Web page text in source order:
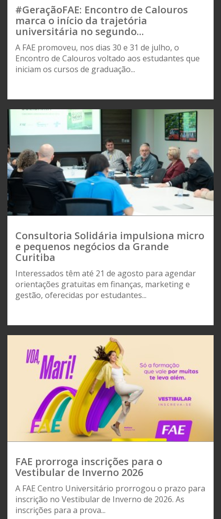
#GeraçãoFAE: Encontro de Calouros
marca o início da trajetória
universitária no segundo...
A FAE promoveu, nos dias 30 e 31 de julho, o
Encontro de Calouros voltado aos estudantes que
iniciam os cursos de graduação...
Consultoria Solidária impulsiona micro
e pequenos negócios da Grande
Curitiba
Interessados têm até 21 de agosto para agendar
orientações gratuitas em finanças, marketing e
gestão, oferecidas por estudantes...
FAE prorroga inscrições para o
Vestibular de Inverno 2026
A FAE Centro Universitário prorrogou o prazo para
inscrição no Vestibular de Inverno de 2026. As
inscrições para a prova...